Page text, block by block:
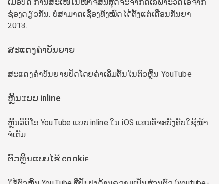
ເມື່ອປິດ ການສະເໜີໃນໜ້າຈໍສິ້ນສຸດຈະຈໍາກັດເຉພາະວີດີໂອຈາກ
ຊ່ອງດຽວກັນ. ບໍ່ສາມາດເຊື່ອງທັງໝົດໄດ້ຕັ້ງແຕ່ເດືອນກັນຍາ
2018.
ສະແດງຄໍາບັນຍາຍ
ສະແດງຄໍາບັນຍາຍປິດໂດຍຄ່າເລີ່ມຕົ້ນໃນຕົວຫຼິ້ນ YouTube
ຫຼິ້ນແບບ inline
ຫຼິ້ນວີດີໂອ YouTube ແບບ inline ໃນ iOS ແທນທີ່ຈະບັງຄັບໃຊ້ໜ້າ
ຈໍເຕັມ
ຕົວຫຼິ້ນແບບໄຮ້ cookie